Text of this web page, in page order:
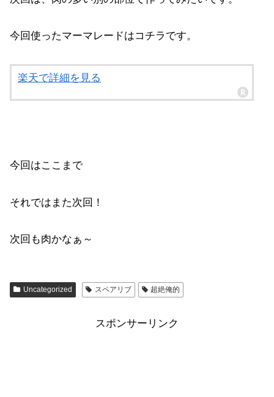
今回使ったマーマレードはコチラです。
楽天で詳細を見る
今回はここまで
それではまた次回！
次回も肉かなぁ～
Uncategorized スペアリブ 超絶俺的
スポンサーリンク